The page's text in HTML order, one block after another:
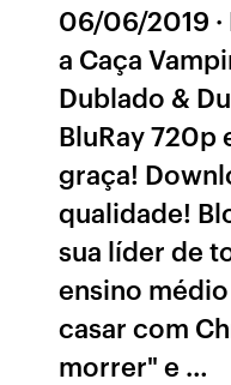
06/06/2019 ·
a Caça
Dublado &
BluRay 720p
graça!
qualidade!
sua líder de
ensino
casar com
morrer" e …